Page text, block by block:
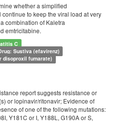
whether a simplified
to keep the viral load at very
combination of Kaletra
emtricitabine.
C
Sustiva (efavirenz)
disoproxil fumarate)
report suggests resistance or
or lopinavir/ritonavir; Evidence of
of one of the following mutations:
Y181C or I, Y188L, G190A or S,